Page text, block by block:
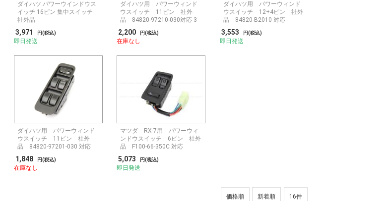
ダイハツ パワーウインドウス
イッチ 16ピン 集中スイッチ
社外品
3,971 円(税込)
即日発送
ダイハツ用 パワーウィンド
ウスイッチ 11ピン 社外
品 84820-97210-030対応 3
ドア車
2,200 円(税込)
在庫なし
ダイハツ用 パワーウィンド
ウスイッチ 12+4ピン 社外
品 84820-B2010 対応
3,553 円(税込)
即日発送
ダイハツ用 パワーウィンド
ウスイッチ 11ピン 社外
品 84820‐97201‐030 対応
1,848 円(税込)
在庫なし
マツダ RX-7用 パワーウィ
ンドウスイッチ 6ピン 社外
品 F100-66-350C 対応
5,073 円(税込)
即日発送
価格順 新着順